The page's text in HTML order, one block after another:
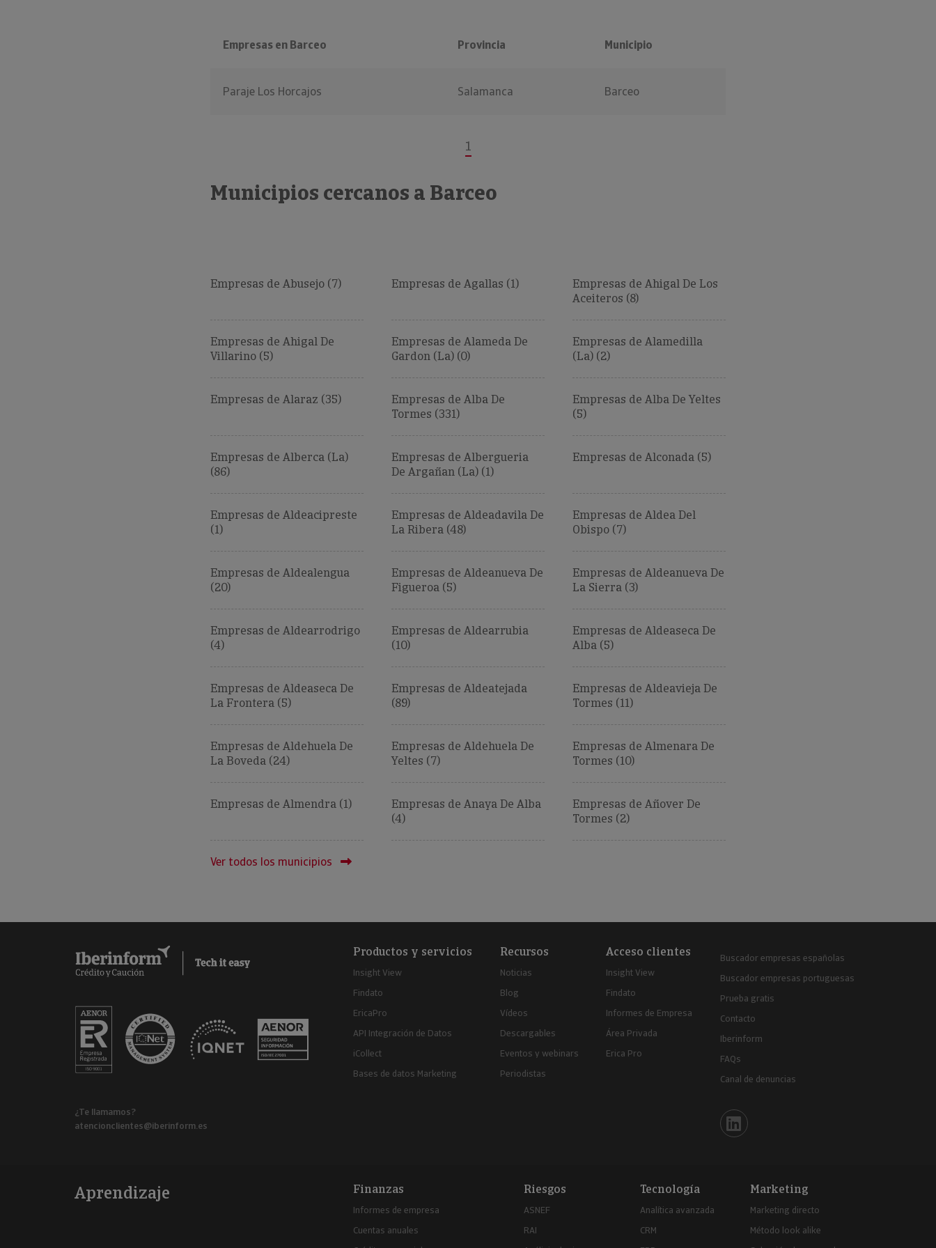
Empresas en Barceo Provincia Municipio
Paraje Los Horcajos Salamanca Barceo
1
Municipios cercanos a Barceo
Empresas de Abusejo (7) Empresas de Agallas (1)
Empresas de Ahigal De Los
Aceiteros (8)
Empresas de Ahigal De
Villarino (5)
Empresas de Alameda De
Gardon (La) (0)
Empresas de Alamedilla
(La) (2)
Empresas de Alaraz (35)
Empresas de Alba De
Tormes (331)
Empresas de Alba De Yeltes
(5)
Empresas de Alberca (La)
(86)
Empresas de Albergueria
De Argañan (La) (1)
Empresas de Alconada (5)
Empresas de Aldeacipreste
(1)
Empresas de Aldeadavila De
La Ribera (48)
Empresas de Aldea Del
Obispo (7)
Empresas de Aldealengua
(20)
Empresas de Aldeanueva De
Figueroa (5)
Empresas de Aldeanueva De
La Sierra (3)
Empresas de Aldearrodrigo
(4)
Empresas de Aldearrubia
(10)
Empresas de Aldeaseca De
Alba (5)
Empresas de Aldeaseca De
La Frontera (5)
Empresas de Aldeatejada
(89)
Empresas de Aldeavieja De
Tormes (11)
Empresas de Aldehuela De
La Boveda (24)
Empresas de Aldehuela De
Yeltes (7)
Empresas de Almenara De
Tormes (10)
Empresas de Almendra (1)
Empresas de Anaya De Alba
(4)
Empresas de Añover De
Tormes (2)
Ver todos los municipios
¿Te llamamos?
atencionclientes@iberinform.es
Productos y servicios
Insight View
Findato
EricaPro
API Integración de Datos
iCollect
Bases de datos Marketing
Recursos
Noticias
Blog
Vídeos
Descargables
Eventos y webinars
Periodistas
Acceso clientes
Insight View
Findato
Informes de Empresa
Área Privada
Erica Pro
Buscador empresas españolas
Buscador empresas portuguesas
Prueba gratis
Contacto
Iberinform
FAQs
Canal de denuncias
Iberinform en Linkedin
Aprendizaje Finanzas
Informes de empresa
Cuentas anuales
Riesgos
ASNEF
RAI
Tecnología
Analítica avanzada
CRM
Marketing
Marketing directo
Método look alike